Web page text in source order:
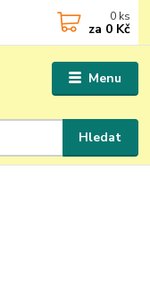
Menu
Hledat
0 ks
za 0 Kč